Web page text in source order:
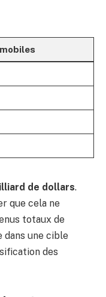
de dollars.
que cela ne
totaux de
dans une cible
des